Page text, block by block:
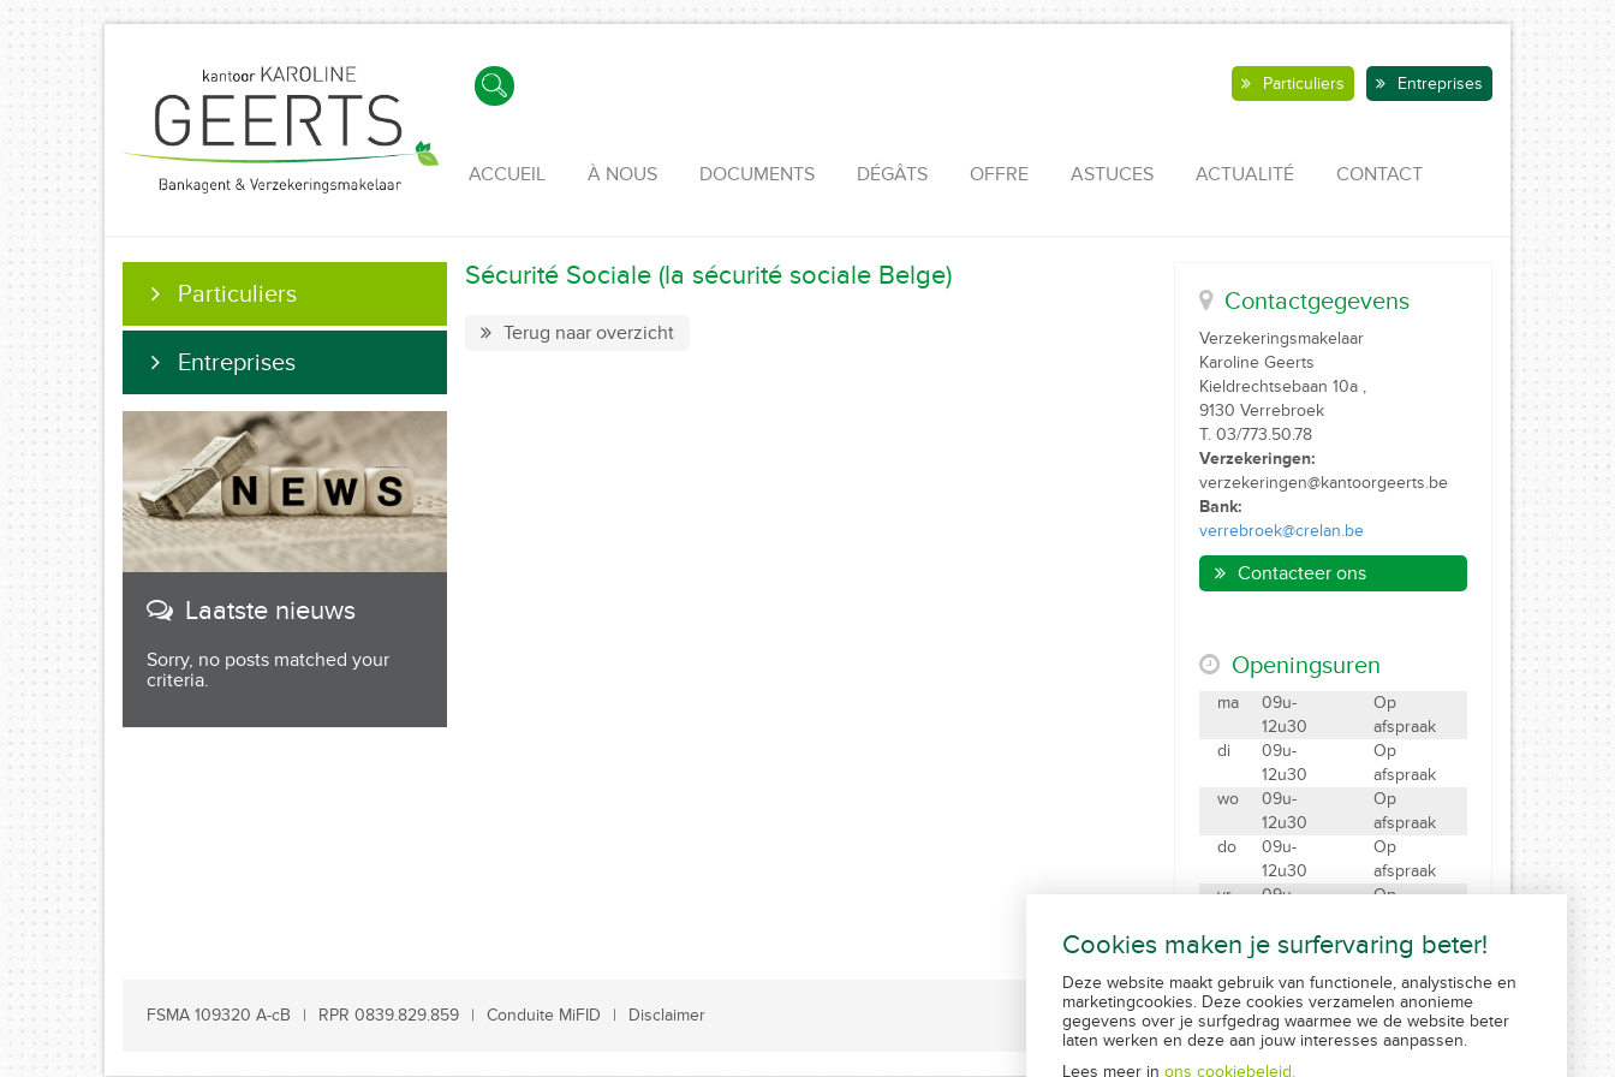
Particuliers Entreprises
ACCUEIL À NOUS DOCUMENTS DÉGÂTS OFFRE ASTUCES ACTUALITÉ CONTACT
Sécurité Sociale (la sécurité sociale Belge)
Terug naar overzicht
Contactgegevens
Verzekeringsmakelaar
Karoline Geerts
Kieldrechtsebaan 10a ,
9130 Verrebroek
T. 03/773.50.78
Verzekeringen:
verzekeringen@kantoorgeerts.be
Bank:
verrebroek@crelan.be
Contacteer ons
Openingsuren
ma
09u-
12u30
Op
afspraak
di
09u-
12u30
Op
afspraak
wo
09u-
12u30
Op
afspraak
do
09u-
12u30
Op
afspraak
vr
09u-
Op
za
09u-12u Gesloten
Maak een afspraak
Particuliers
Entreprises
Laatste nieuws
Sorry, no posts matched your
criteria.
FSMA 109320 A-cB RPR 0839.829.859 Conduite MiFID Disclaimer Created by Insucommerce
Cookies maken je surfervaring beter!
Deze website maakt gebruik van functionele, analystische en
marketingcookies. Deze cookies verzamelen anonieme
gegevens over je surfgedrag waarmee we de website beter
laten werken en deze aan jouw interesses aanpassen.
Lees meer in ons cookiebeleid.